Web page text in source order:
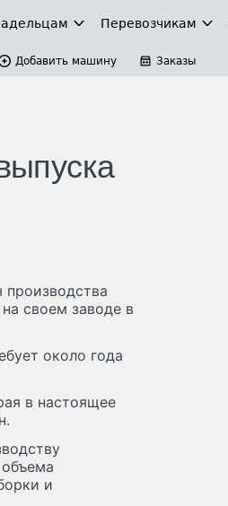
Перевозчикам
Добавить машину Заказы
производства
своем заводе в
около года
в настоящее
и